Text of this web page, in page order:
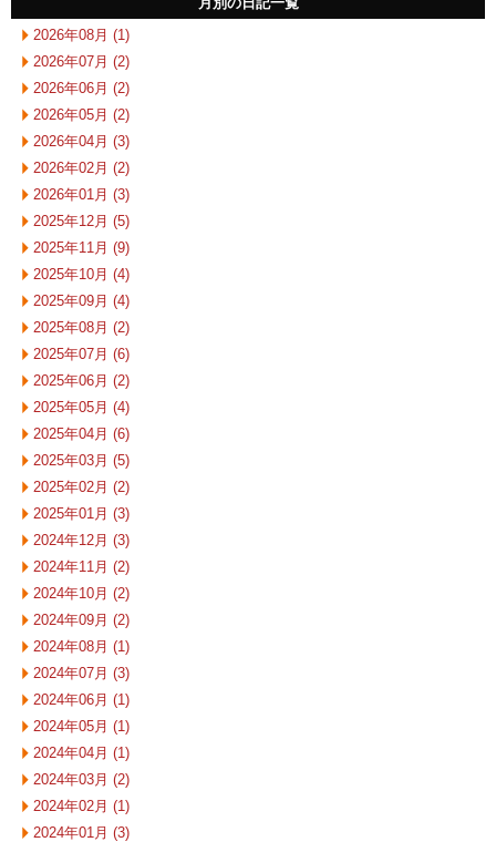
2026年08月 (1)
2026年07月 (2)
2026年06月 (2)
2026年05月 (2)
2026年04月 (3)
2026年02月 (2)
2026年01月 (3)
2025年12月 (5)
2025年11月 (9)
2025年10月 (4)
2025年09月 (4)
2025年08月 (2)
2025年07月 (6)
2025年06月 (2)
2025年05月 (4)
2025年04月 (6)
2025年03月 (5)
2025年02月 (2)
2025年01月 (3)
2024年12月 (3)
2024年11月 (2)
2024年10月 (2)
2024年09月 (2)
2024年08月 (1)
2024年07月 (3)
2024年06月 (1)
2024年05月 (1)
2024年04月 (1)
2024年03月 (2)
2024年02月 (1)
2024年01月 (3)